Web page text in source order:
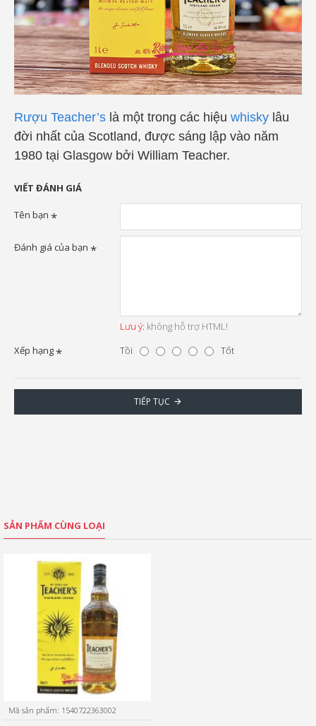
Rượu Teacher’s là một trong các hiệu whisky lâu
đời nhất của Scotland, được sáng lập vào năm
1980 tại Glasgow bởi William Teacher.
VIẾT ĐÁNH GIÁ
Tên bạn
Đánh giá của bạn
Lưu ý: không hỗ trợ HTML!
Xếp hạng
Tồi Tốt
TIẾP TỤC
SẢN PHẨM CÙNG LOẠI
Mã sản phẩm: 1540722363002